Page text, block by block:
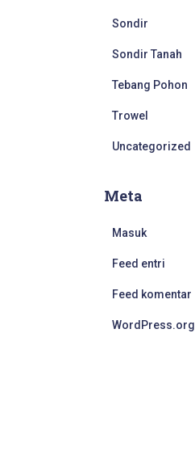
Sondir
Sondir Tanah
Tebang Pohon
Trowel
Uncategorized
Meta
Masuk
Feed entri
Feed komentar
WordPress.org